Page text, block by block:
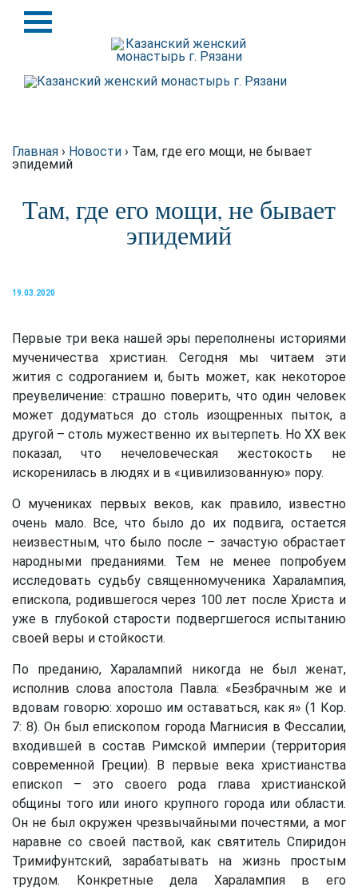
Назад
Подворье
Благотворителям
Статьи о монастыре в
интернете
Назад
Крупицы духовной мудрости
Главная › Новости › Там, где его мощи, не бывает
эпидемий
Там, где его мощи, не бывает
эпидемий
19.03.2020
Первые три века нашей эры переполнены историями
мученичества христиан. Сегодня мы читаем эти
жития с содроганием и, быть может, как некоторое
преувеличение: страшно поверить, что один человек
может додуматься до столь изощренных пыток, а
другой – столь мужественно их вытерпеть. Но XX век
показал, что нечеловеческая жестокость не
искоренилась в людях и в «цивилизованную» пору.
О мучениках первых веков, как правило, известно
очень мало. Все, что было до их подвига, остается
неизвестным, что было после – зачастую обрастает
народными преданиями. Тем не менее попробуем
исследовать судьбу священномученика Харалампия,
епископа, родившегося через 100 лет после Христа и
уже в глубокой старости подвергшегося испытанию
своей веры и стойкости.
По преданию, Харалампий никогда не был женат,
исполнив слова апостола Павла: «Безбрачным же и
вдовам говорю: хорошо им оставаться, как я» (1 Кор.
7: 8). Он был епископом города Магнисия в Фессалии,
входившей в состав Римской империи (территория
современной Греции). В первые века христианства
епископ – это своего рода глава христианской
общины того или иного крупного города или области.
Он не был окружен чрезвычайными почестями, а мог
наравне со своей паствой, как святитель Спиридон
Тримифунтский, зарабатывать на жизнь простым
трудом. Конкретные дела Харалампия в его